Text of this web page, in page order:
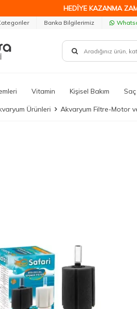
HEDİYE KAZANMA
Banka Bilgilerimiz
Vitamin Kişisel Bakım Saç
Ürünleri Akvaryum Filtre-Motor ve